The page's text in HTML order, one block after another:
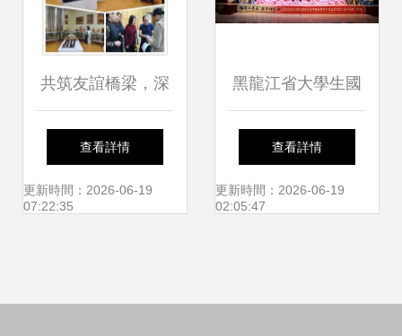
共筑友誼橋梁，深
化中蒙情誼——二
連浩特市37名師生
查看詳情
更新時間：2026-06-19
07:22:35
黑龍江省大學生國
際藝術節暨北美藝
術家文化交流（民
查看詳情
更新時間：2026-06-19
02:05:47